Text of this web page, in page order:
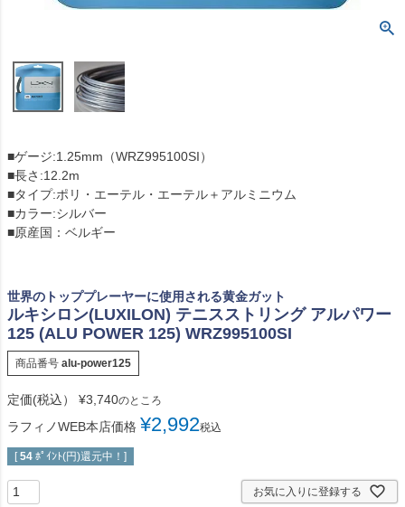
■ゲージ:1.25mm（WRZ995100SI）
■長さ:12.2m
■タイプ:ポリ・エーテル・エーテル＋アルミニウム
■カラー:シルバー
■原産国：ベルギー
世界のトッププレーヤーに使用される黄金ガット
ルキシロン(LUXILON) テニスストリング アルパワー
125 (ALU POWER 125) WRZ995100SI
商品番号 alu-power125
定価(税込） ¥3,740のところ
ラフィノWEB本店価格 ¥2,992税込
[ 54 ﾎﾟｲﾝﾄ(円)還元中！]
お気に入りに登録する